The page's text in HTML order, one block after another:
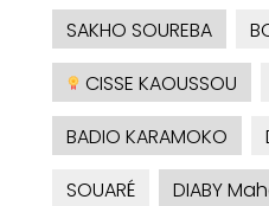
SAKHO SOUREBA
CISSE KAOUSSOU
BADIO KARAMOKO
SOUARÉ
DIABY